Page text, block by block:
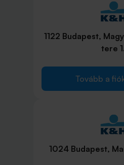
1122 Budapest,
tere
Tovább a
1024 Budapest,